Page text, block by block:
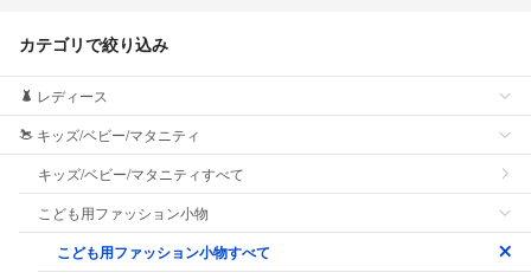
カテゴリで絞り込み
レディース
キッズ/ベビー/マタニティ
キッズ/ベビー/マタニティすべて
こども用ファッション小物
こども用ファッション小物すべて